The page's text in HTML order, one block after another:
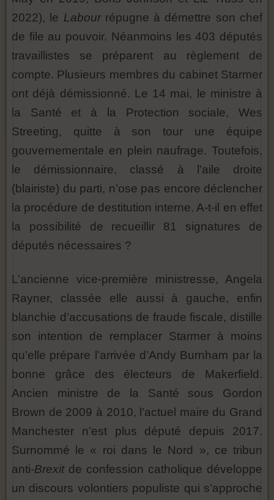
2022), le Labourrépugne à démettre son chef
de file au pouvoir. Néanmoins les 403 députés
travaillistes se préparent au règlement de
compte. Plusieurs membres du cabinet Starmer
ont déjà démissionné. Le 14 mai, le ministre à
la Santé et à la Protection sociale, Wes
Streeting, quitte à son tour une équipe
gouvernementale en plein naufrage. Toutefois,
le démissionnaire, classé à l’aile droite
(blairiste) du parti, n’ose pas encore déclencher
la procédure de destitution interne. A-t-il en effet
la possibilité de recueillir 81 signatures de
députés nécessaires ?
L’ancienne vice-première ministresse, Angela
Rayner, classée elle aussi à gauche, enfin
blanchie d’accusations de fraude fiscale, distille
son intention de remplacer Starmer à moins
qu’elle prépare l’arrivée d’Andy Burnham par la
bonne grâce des électeurs de Makerfield.
Ancien ministre de la Santé sous Gordon
Brown de 2009 à 2010, l’actuel maire du Grand
Manchester n’est plus député depuis 2017.
Surnommé le « roi dans le Nord », ce tribun
anti-Brexitde confession catholique développe
un discours volontiers populiste qui s’approche